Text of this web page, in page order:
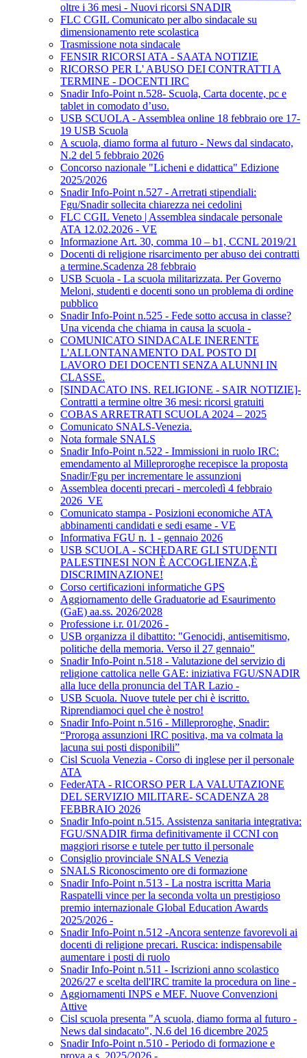
oltre i 36 mesi - Nuovi ricorsi SNADIR
FLC CGIL Comunicato per albo sindacale su
dimensionamento rete scolastica
Trasmissione nota sindacale
FENSIR RICORSI ATA - SAATA NOTIZIE
RICORSO PER L' ABUSO DEI CONTRATTI A
TERMINE - DOCENTI IRC
Snadir Info-Point n.528- Scuola, Carta docente, pc e
tablet in comodato d’uso.
USB SCUOLA - Assemblea online 18 febbraio ore 17-
19 USB Scuola
A scuola, diamo forma al futuro - News dal sindacato,
N.2 del 5 febbraio 2026
Concorso nazionale "Licheni e didattica" Edizione
2025/2026
Snadir Info-Point n.527 - Arretrati stipendiali:
Fgu/Snadir sollecita chiarezza nei cedolini
FLC CGIL Veneto | Assemblea sindacale personale
ATA 12.02.2026 - VE
Informazione Art. 30, comma 10 – b1, CCNL 2019/21
Docenti di religione risarcimento per abuso dei contratti
a termine.Scadenza 28 febbraio
USB Scuola - La scuola militarizzata. Per Governo
Meloni, studenti e docenti sono un problema di ordine
pubblico
Snadir Info-Point n.525 - Fede sotto accusa in classe?
Una vicenda che chiama in causa la scuola -
COMUNICATO SINDACALE INERENTE
L'ALLONTANAMENTO DAL POSTO DI
LAVORO DEI DOCENTI SENZA ALUNNI IN
CLASSE.
[SINDACATO INS. RELIGIONE - SAIR NOTIZIE]-
Contratti a termine oltre 36 mesi: ricorsi gratuiti
COBAS ARRETRATI SCUOLA 2024 – 2025
Comunicato SNALS-Venezia.
Nota formale SNALS
Snadir Info-Point n.522 - Immissioni in ruolo IRC:
emendamento al Milleproroghe recepisce la proposta
Snadir/Fgu per incrementare le assunzioni
Assemblea docenti precari - mercoledì 4 febbraio
2026_VE
Comunicato stampa - Posizioni economiche ATA
abbinamenti candidati e sedi esame - VE
Informativa FGU n. 1 - gennaio 2026
USB SCUOLA - SCHEDARE GLI STUDENTI
PALESTINESI NON È ACCOGLIENZA,È
DISCRIMINAZIONE!
Corso certificazioni informatiche GPS
Aggiornamento delle Graduatorie ad Esaurimento
(GaE) aa.ss. 2026/2028
Professione i.r. 01/2026 -
USB organizza il dibattito: "Genocidi, antisemitismo,
politiche della memoria. Verso il 27 gennaio"
Snadir Info-Point n.518 - Valutazione del servizio di
religione cattolica nelle GAE: iniziativa FGU/SNADIR
alla luce della pronuncia del TAR Lazio -
USB Scuola. Nuove tutele per chi è iscritto.
Riprendiamoci quel che è nostro!
Snadir Info-Point n.516 - Milleproroghe, Snadir:
“Proroga assunzioni IRC positiva, ma va colmata la
lacuna sui posti disponibili”
Cisl Scuola Venezia - Corso di inglese per il personale
ATA
FederATA - RICORSO PER LA VALUTAZIONE
DEL SERVIZIO MILITARE- SCADENZA 28
FEBBRAIO 2026
Snadir Info-point n.515. Assistenza sanitaria integrativa:
FGU/SNADIR firma definitivamente il CCNI con
maggiori risorse e tutele per tutto il personale
Consiglio provinciale SNALS Venezia
SNALS Riconoscimento ore di formazione
Snadir Info-Point n.513 - La nostra iscritta Maria
Raspatelli vince per la seconda volta un prestigioso
premio internazionale Global Education Awards
2025/2026 -
Snadir Info-Point n.512 -Ancora sentenze favorevoli ai
docenti di religione precari. Ruscica: indispensabile
aumentare i posti di ruolo
Snadir Info-Point n.511 - Iscrizioni anno scolastico
2026/27 e scelta dell'IRC tramite la procedura on line -
Aggiornamenti INPS e MEF. Nuove Convenzioni
Attive
Cisl scuola presenta "A scuola, diamo forma al futuro -
News dal sindacato", N.6 del 16 dicembre 2025
Snadir Info-Point n.510 - Periodo di formazione e